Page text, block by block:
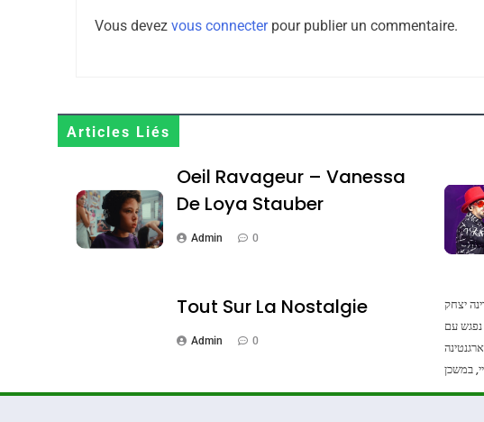
Vous devez vous connecterpour publier un commentaire.
Articles Liés
Oeil Ravageur – Vanessa
De Loya Stauber
Admin 0
Tout Sur La Nostalgie
Admin 0
יצחק
נפגש עם
במשכן
Terroir
Oeil Ravageur – Vanessa De